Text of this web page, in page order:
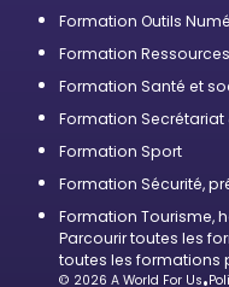
Formation Outils
Formation
Formation Santé et
Formation Secrétariat
Formation Sport
Formation Sécurité,
Formation Tourisme,
Parcourir toutes les
toutes les formations
© 2026 A World For Us